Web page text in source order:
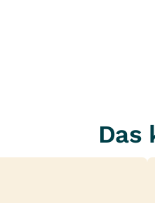
Das